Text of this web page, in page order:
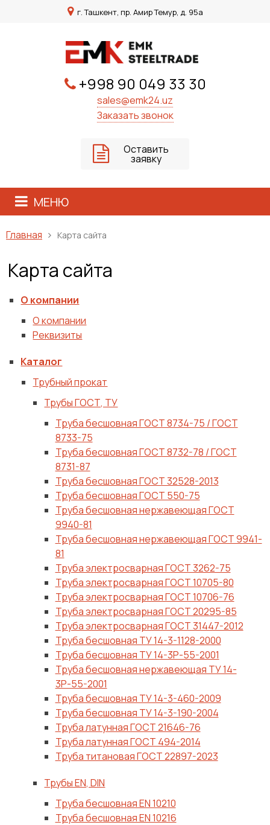
г. Ташкент, пр. Амир Темур, д. 95а
+998 90 049 33 30
sales@emk24.uz
Заказать звонок
Оставить
заявку
МЕНЮ
Главная Карта сайта
Карта сайта
О компании
О компании
Реквизиты
Каталог
Трубный прокат
Трубы ГОСТ, ТУ
Труба бесшовная ГОСТ 8734-75 / ГОСТ
8733-75
Труба бесшовная ГОСТ 8732-78 / ГОСТ
8731-87
Труба бесшовная ГОСТ 32528-2013
Труба бесшовная ГОСТ 550-75
Труба бесшовная нержавеющая ГОСТ
9940-81
Труба бесшовная нержавеющая ГОСТ 9941-
81
Труба электросварная ГОСТ 3262-75
Труба электросварная ГОСТ 10705-80
Труба электросварная ГОСТ 10706-76
Труба электросварная ГОСТ 20295-85
Труба электросварная ГОСТ 31447-2012
Труба бесшовная ТУ 14-3-1128-2000
Труба бесшовная ТУ 14-3Р-55-2001
Труба бесшовная нержавеющая ТУ 14-
3Р-55-2001
Труба бесшовная ТУ 14-3-460-2009
Труба бесшовная ТУ 14-3-190-2004
Труба латунная ГОСТ 21646-76
Труба латунная ГОСТ 494-2014
Труба титановая ГОСТ 22897-2023
Трубы EN, DIN
Труба бесшовная EN 10210
Труба бесшовная EN 10216